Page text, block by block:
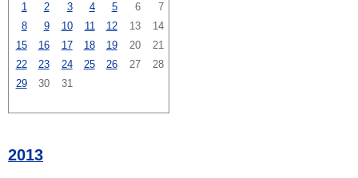
1
2 3 4 5 6
7
8
9 10 11 12 13
14
15
16 17 18 19 20
21
22
23 24 25 26 27
28
29
30 31
2013